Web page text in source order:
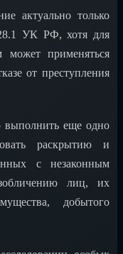
актуально только
УК РФ, хотя для
может применяться
от преступления
выполнить еще одно
раскрытию и
с незаконным
лиц, их
добытого